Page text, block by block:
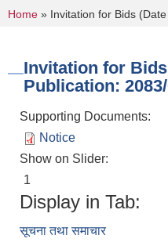
You are here
Home » Invitation for Bids
Invitation for
Publication:
Supporting Documents:
Notice
Show on Slider:
1
Display in Tab:
सूचना तथा समाचार